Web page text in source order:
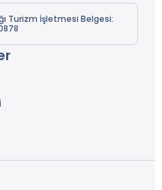
Turizm İşletmesi Belgesi: